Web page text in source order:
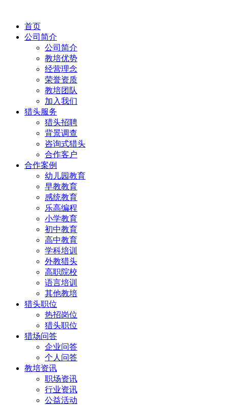
首页
公司简介
公司简介
教培优势
经营理念
荣誉资质
教培团队
加入我们
猎头服务
猎头招聘
背景调查
咨询式猎头
合作客户
合作案例
幼儿园教育
早教教育
感统教育
乐高编程
小学教育
初中教育
高中教育
学科培训
外教猎头
高职院校
语言培训
其他教培
猎头职位
热招岗位
猎头职位
猎场问答
企业问答
个人问答
教培资讯
职场资讯
行业资讯
公益活动